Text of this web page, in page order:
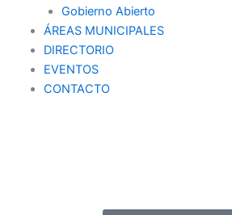
Gobierno Abierto
ÁREAS MUNICIPALES
DIRECTORIO
EVENTOS
CONTACTO